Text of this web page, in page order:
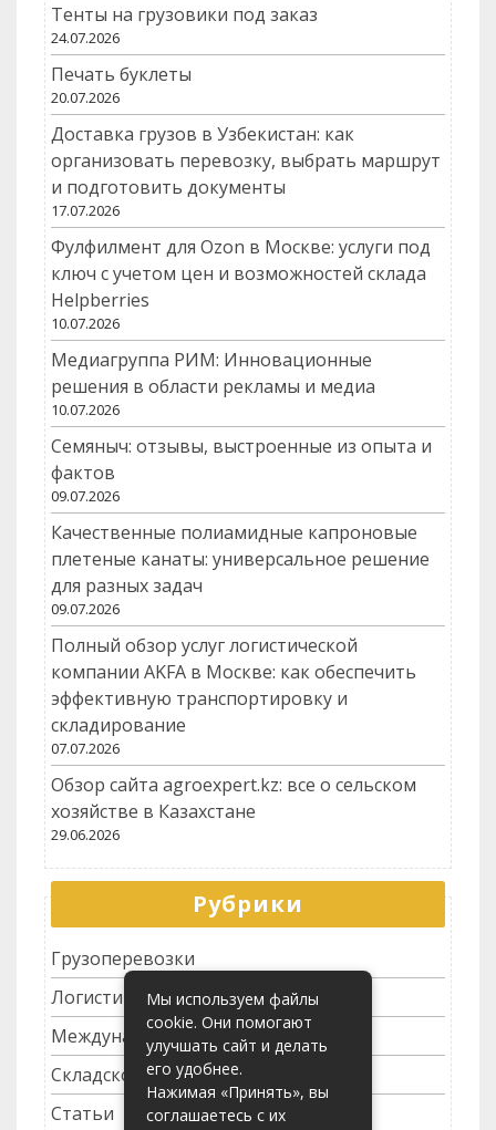
Тенты на грузовики под заказ
24.07.2026
Печать буклеты
20.07.2026
Доставка грузов в Узбекистан: как
организовать перевозку, выбрать маршрут
и подготовить документы
17.07.2026
Фулфилмент для Ozon в Москве: услуги под
ключ с учетом цен и возможностей склада
Helpberries
10.07.2026
Медиагруппа РИМ: Инновационные
решения в области рекламы и медиа
10.07.2026
Семяныч: отзывы, выстроенные из опыта и
фактов
09.07.2026
Качественные полиамидные капроновые
плетеные канаты: универсальное решение
для разных задач
09.07.2026
Полный обзор услуг логистической
компании AKFA в Москве: как обеспечить
эффективную транспортировку и
складирование
07.07.2026
Обзор сайта agroexpert.kz: все о сельском
хозяйстве в Казахстане
29.06.2026
Рубрики
Грузоперевозки
Логистика
Международные перевозки
Складское хозяйство
Статьи
Мы используем файлы
cookie. Они помогают
улучшать сайт и делать
его удобнее.
Нажимая «Принять», вы
соглашаетесь с их